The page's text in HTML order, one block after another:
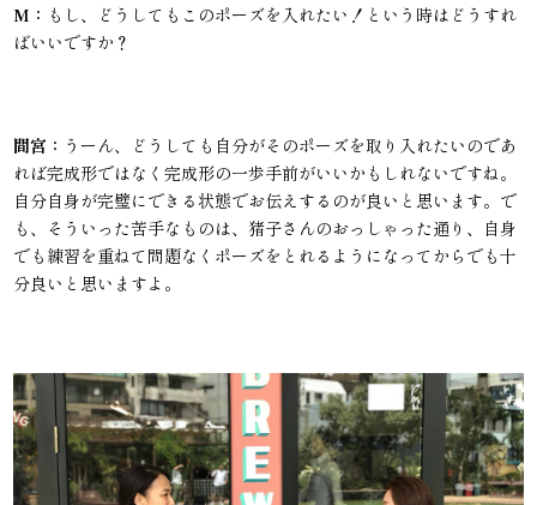
M： もし、どうしてもこのポーズを入れたい！という時はどうすれ
ばいいですか？
間宮： うーん、どうしても自分がそのポーズを取り入れたいのであ
れば完成形ではなく完成形の一歩手前がいいかもしれないですね。
自分自身が完璧にできる状態でお伝えするのが良いと思います。で
も、そういった苦手なものは、猪子さんのおっしゃった通り、自身
でも練習を重ねて問題なくポーズをとれるようになってからでも十
分良いと思いますよ。